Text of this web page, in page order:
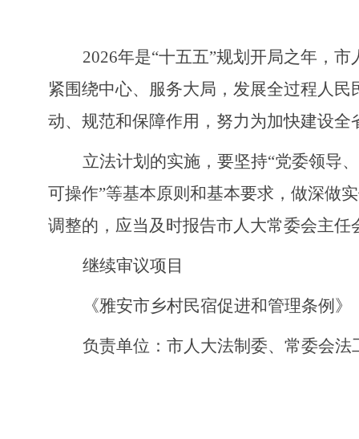
2026年是“十五五”规划开局之年，
紧围绕中心、服务大局，发展全过程人
动、规范和保障作用，努力为加快建设
立法计划的实施，要坚持“党委领导
可操作”等基本原则和基本要求，做深做
调整的，应当及时报告市人大常委会主
继续审议项目
《雅安市乡村民宿促进和管理条例
负责单位 ： 市人大法制委、常委会法